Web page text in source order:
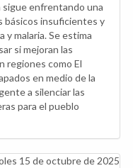
enfrentando una
básicos insuficientes y
malaria. Se estima
si mejoran las
regiones como El
en medio de la
a silenciar las
para el pueblo
15 de octubre de 2025